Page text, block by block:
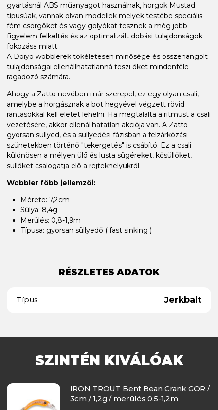
gyártásnál ABS műanyagot használnak, horgok Mustad
típusúak, vannak olyan modellek melyek testébe speciális
fém csörgőket és vagy golyókat tesznek a még jobb
figyelem felkeltés és az optimalizált dobási tulajdonságok
fokozása miatt.
A Doiyo wobblerek tökéletesen minősége és összehangolt
tulajdonságai ellenállhatatlanná teszi őket mindenféle
ragadozó számára.
Ahogy a Zatto nevében már szerepel, ez egy olyan csali,
amelybe a horgásznak a bot hegyével végzett rövid
rántásokkal kell életet lehelni. Ha megtalálta a ritmust a csali
vezetésére, akkor ellenállhatatlan akciója van. A Zatto
gyorsan süllyed, és a süllyedési fázisban a felzárkózási
szünetekben történő "tekergetés" is csábító. Ez a csali
különösen a mélyen ülő és lusta sügéreket, kősüllőket,
süllőket csalogatja elő a rejtekhelyükről.
Wobbler főbb jellemzői:
Mérete: 7,2cm
Súlya: 8,4g
Merülés: 0,8-1,9m
Típusa: gyorsan süllyedő ( fast sinking )
RÉSZLETES ADATOK
Típus Jerkbait
SZINTÉN KIVÁLÓAK
IRON TROUT Bent Bean Crank GOR /
3cm / 1,2g / merülés 0,5-1,2m